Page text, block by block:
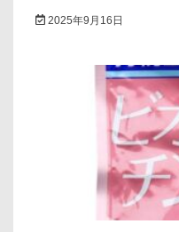
2025年9月16日